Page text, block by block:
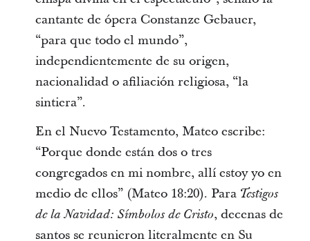
cantante de ópera Constanze Gebauer,
“para que todo el mundo”,
independientemente de su origen,
nacionalidad o afiliación religiosa, “la
sintiera”.
En el Nuevo Testamento, Mateo escribe:
“Porque donde están dos o tres
congregados en mi nombre, allí estoy yo en
medio de ellos” (Mateo 18:20). Para Testigos
de la Navidad: Símbolos de Cristo, decenas de
santos se reunieron literalmente en Su